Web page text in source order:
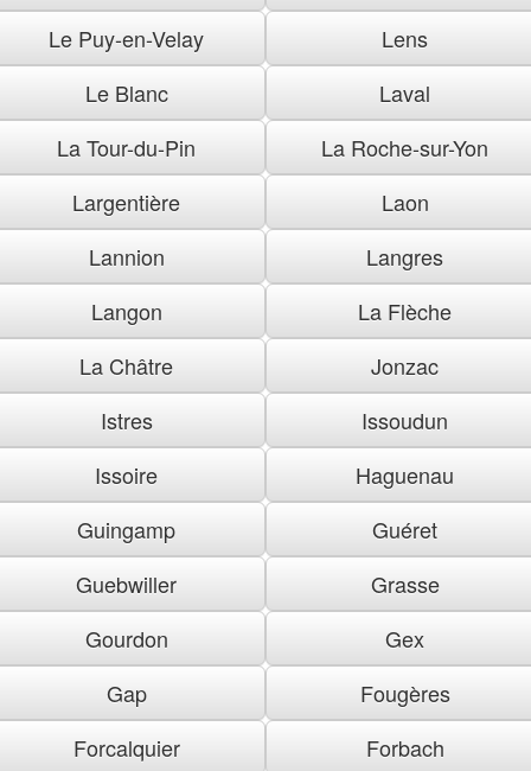
Le Puy-en-Velay
Lens
Le Blanc
Laval
La Tour-du-Pin
La Roche-sur-Yon
Largentière
Laon
Lannion
Langres
Langon
La Flèche
La Châtre
Jonzac
Istres
Issoudun
Issoire
Haguenau
Guingamp
Guéret
Guebwiller
Grasse
Gourdon
Gex
Gap
Fougères
Forcalquier
Forbach